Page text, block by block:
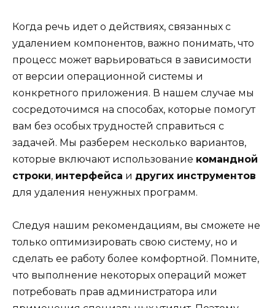
Когда речь идет о действиях, связанных с
удалением компонентов, важно понимать, что
процесс может варьироваться в зависимости
от версии операционной системы и
конкретного приложения. В нашем случае мы
сосредоточимся на способах, которые помогут
вам без особых трудностей справиться с
задачей. Мы разберем несколько вариантов,
которые включают использование командной
строки, интерфейса и других инструментов
для удаления ненужных программ.
Следуя нашим рекомендациям, вы сможете не
только оптимизировать свою систему, но и
сделать ее работу более комфортной. Помните,
что выполнение некоторых операций может
потребовать прав администратора или